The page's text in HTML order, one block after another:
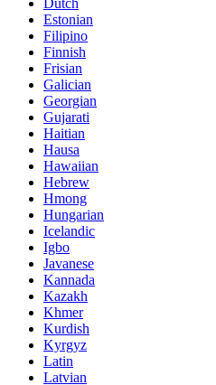
Estonian
Filipino
Finnish
Frisian
Galician
Georgian
Gujarati
Haitian
Hausa
Hawaiian
Hebrew
Hmong
Hungarian
Icelandic
Igbo
Javanese
Kannada
Kazakh
Khmer
Kurdish
Kyrgyz
Latin
Latvian